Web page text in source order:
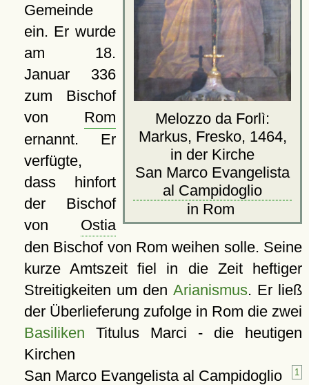
Melozzo da Forlì:
Markus, Fresko, 1464,
in der Kirche
San Marco Evangelista
al Campidoglio
in Rom
Gemeinde
ein. Er wurde
am 18.
Januar 336
zum Bischof
von Rom
ernannt. Er
verfügte,
dass hinfort
der Bischof
von Ostia
den Bischof von Rom weihen solle. Seine
kurze Amtszeit fiel in die Zeit heftiger
Streitigkeiten um den Arianismus. Er ließ
der Überlieferung zufolge in Rom die zwei
Basiliken Titulus Marci - die heutigen
Kirchen
San Marco Evangelista al Campidoglio
1